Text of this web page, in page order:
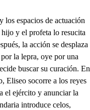
los espacios de actuación
y el profeta lo resucita
la acción se desplaza
la lepra, oye por una
buscar su curación. En
Eliseo socorre a los reyes
el ejército y anunciar la
introduce celos,